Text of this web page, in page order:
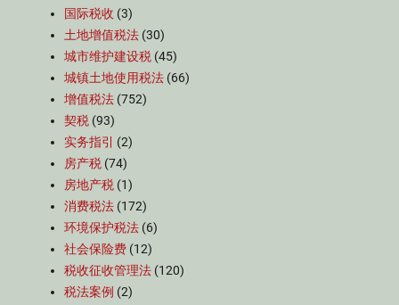
国际税收 (3)
土地增值税法 (30)
城市维护建设税 (45)
城镇土地使用税法 (66)
增值税法 (752)
契税 (93)
实务指引
(2)
房产税 (74)
房地产税 (1)
消费税法 (172)
环境保护税法 (6)
社会保险费 (12)
税收征收管理法 (120)
税法案例 (2)